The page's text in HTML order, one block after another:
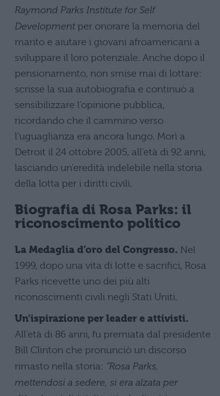
Raymond Parks Institute for Self
Development per onorare la memoria del
marito e aiutare i giovani afroamericani a
sviluppare il loro potenziale. Anche dopo il
pensionamento, non smise mai di lottare:
scrisse la sua autobiografia e continuò a
sensibilizzare l’opinione pubblica,
ricordando che il cammino verso
l’uguaglianza era ancora lungo. Morì a
Detroit il 24 ottobre 2005, all’età di 92 anni,
lasciando un’eredità indelebile nella storia
della lotta per i diritti civili.
Biografia di Rosa Parks: il
riconoscimento politico
La Medaglia d’oro del Congresso. Nel
1999, dopo una vita di lotte e sacrifici, Rosa
Parks ricevette uno dei più alti
riconoscimenti civili negli Stati Uniti.
Un’ispirazione per leader e attivisti.
All’età di 86 anni, fu premiata dal presidente
Bill Clinton che pronunciò un discorso
rimasto nella storia: “Rosa Parks,
mettendosi a sedere, si era alzata per